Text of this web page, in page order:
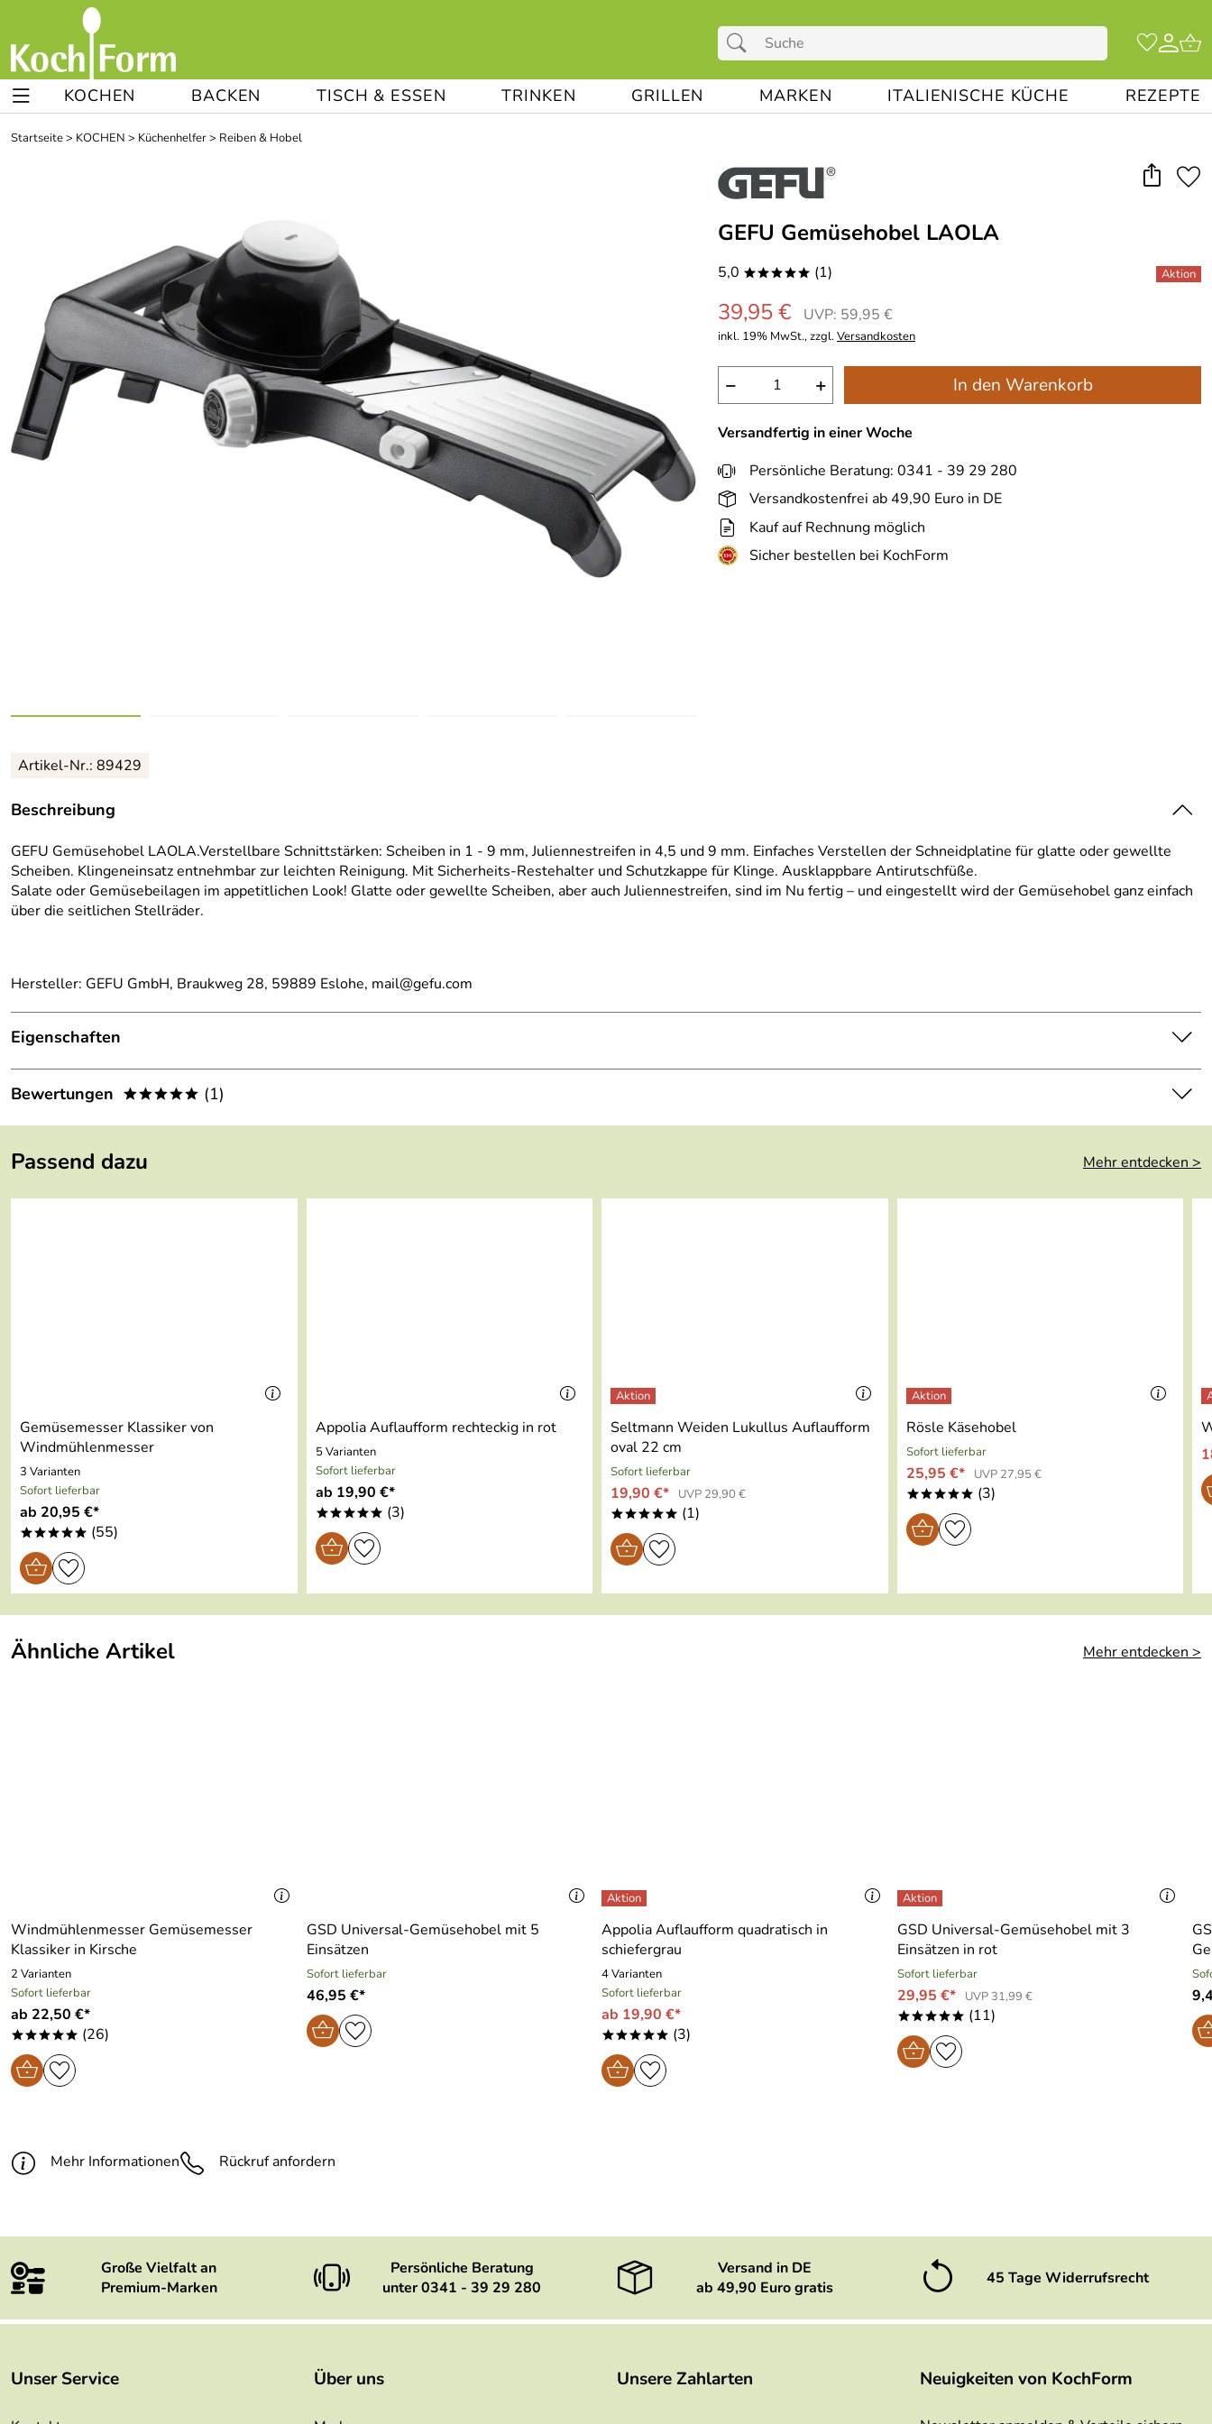
KOCHEN BACKEN TISCH & ESSEN TRINKEN GRILLEN MARKEN ITALIENISCHE KÜCHE REZEPTE
Startseite> KOCHEN > Küchenhelfer> Reiben & Hobel
GEFU Gemüsehobel LAOLA
5,0 ***** (1)
39,95 € UVP: 59,95 €
inkl. 19% MwSt., zzgl.Versandkosten
− + In den Warenkorb
Versandfertig in einer Woche
Persönliche Beratung: 0341 - 39 29 280
Versandkostenfrei ab 49,90 Euro in DE
Kauf auf Rechnung möglich
Sicher bestellen bei KochForm
Artikel-Nr.: 89429
Beschreibung
GEFU Gemüsehobel LAOLA.Verstellbare Schnittstärken: Scheiben in 1 - 9 mm, Juliennestreifen in 4,5 und 9 mm. Einfaches Verstellen der Schneidplatine für glatte oder gewellte
Scheiben. Klingeneinsatz entnehmbar zur leichten Reinigung. Mit Sicherheits-Restehalter und Schutzkappe für Klinge. Ausklappbare Antirutschfüße.
Salate oder Gemüsebeilagen im appetitlichen Look! Glatte oder gewellte Scheiben, aber auch Juliennestreifen, sind im Nu fertig – und eingestellt wird der Gemüsehobel ganz einfach
über die seitlichen Stellräder.
Hersteller: GEFU GmbH, Braukweg 28, 59889 Eslohe, mail@gefu.com
Eigenschaften
Gewicht:
Farbe:
schwarz/silber
Bewertungen ***** (1)
5
4
Passend dazu Mehr entdecken >
Gemüsemesser Klassiker von
Windmühlenmesser
3 Varianten
Sofort lieferbar
ab 20,95 €*
***** (55)
Appolia Auflaufform rechteckig in rot
5 Varianten
Sofort lieferbar
ab 19,90 €*
***** (3)
Seltmann Weiden Lukullus Auflaufform
oval 22 cm
Sofort lieferbar
19,90 €* UVP 29,90 €
***** (1)
Rösle Käsehobel
Sofort lieferbar
25,95 €* UVP 27,95 €
***** (3)
Ähnliche Artikel Mehr entdecken >
Windmühlenmesser Gemüsemesser
Klassiker in Kirsche
2 Varianten
Sofort lieferbar
ab 22,50 €*
***** (26)
GSD Universal-Gemüsehobel mit 5
Einsätzen
Sofort lieferbar
46,95 €*
Appolia Auflaufform quadratisch in
schiefergrau
4 Varianten
Sofort lieferbar
ab 19,90 €*
***** (3)
GSD Universal-Gemüsehobel mit 3
Einsätzen in rot
Sofort lieferbar
29,95 €* UVP 31,99 €
***** (11)
Mehr Informationen Rückruf anfordern
Große Vielfalt an
Premium-Marken
Persönliche Beratung
unter 0341 - 39 29 280
Versand in DE
ab 49,90 Euro gratis
45 Tage Widerrufsrecht
Unser Service Über uns Unsere Zahlarten Neuigkeiten von KochForm